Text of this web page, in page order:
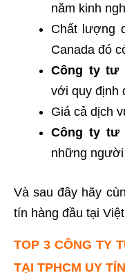
năm kinh
Chất lượng
Canada đó
Công ty tư
với quy định
Giá cả dịch
Công ty tư
những
Và sau đây hãy
tín hàng đầu tại
TOP 3 CÔNG TY
TẠI TPHCM UY TÍN